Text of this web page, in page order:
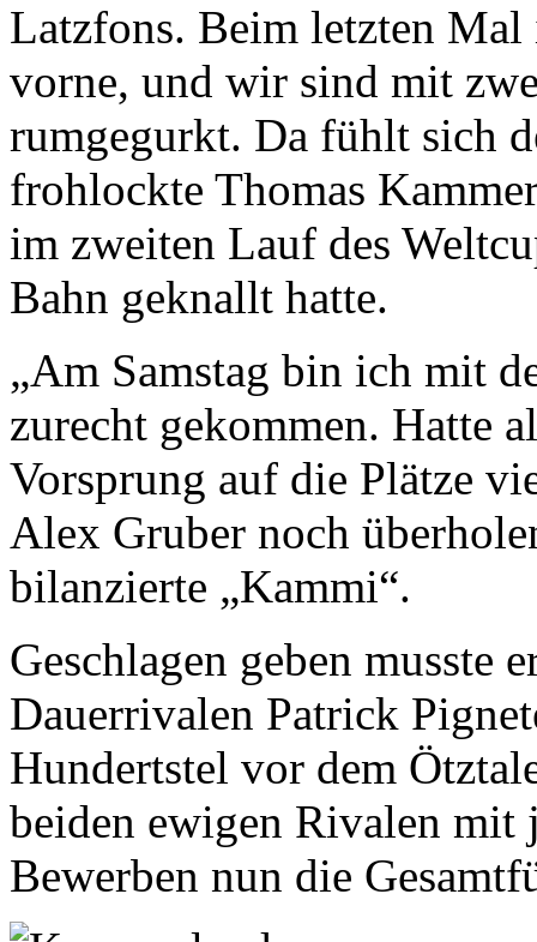
Latzfons. Beim letzten
vorne, und wir sind mit
rumgegurkt. Da fühlt sich
frohlockte Thomas
im zweiten Lauf des
Bahn geknallt hatte.
„Am Samstag bin ich mit
zurecht gekommen. Hatte
Vorsprung auf die Plätze
Alex Gruber noch
bilanzierte „Kammi“.
Geschlagen geben musste
Dauerrivalen Patrick
Hundertstel vor dem
beiden ewigen Rivalen mit
Bewerben nun die